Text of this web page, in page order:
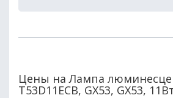
Цены на Лампа
T53D11ECB, GX53, GX53,